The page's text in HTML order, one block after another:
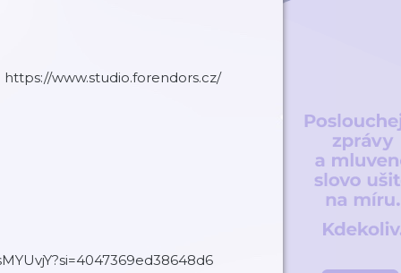
www.studio.forendors.cz/⁠